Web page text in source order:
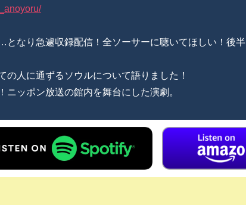
なり急遽収録配信！全ソーサーに聴いてほしい！後半
の人に通ずるソウルについて語りました！
ニッポン放送の館内を舞台にした演劇。